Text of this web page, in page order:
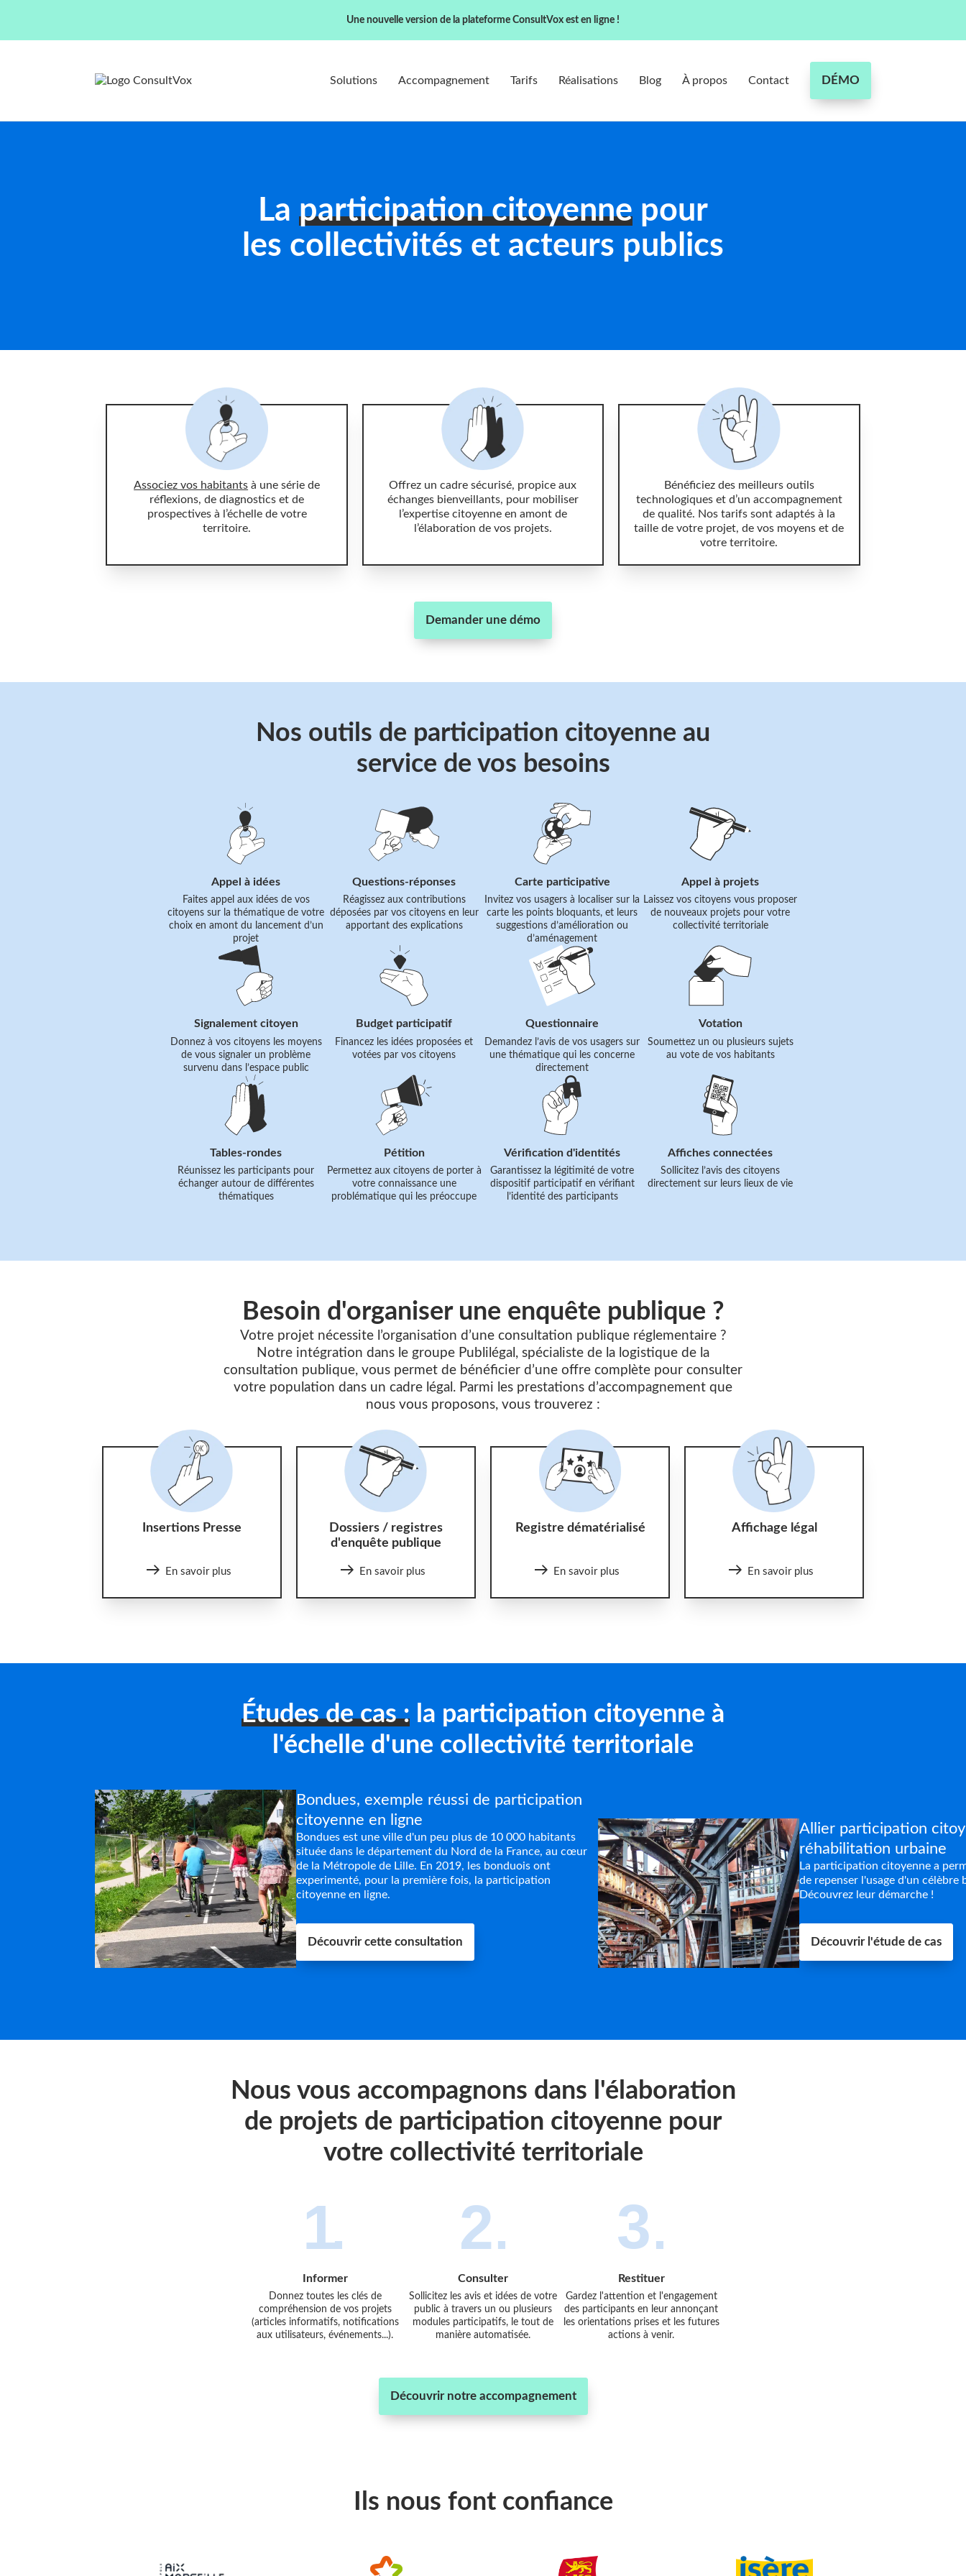
Une nouvelle version de la plateforme ConsultVox est en ligne !
Solutions Accompagnement Tarifs Réalisations Blog À propos Contact DÉMO
La participation citoyenne pour
les collectivités et acteurs publics
Associez vos habitants à une série de
réflexions, de diagnostics et de
prospectives à l’échelle de votre
territoire.
Offrez un cadre sécurisé, propice aux
échanges bienveillants, pour mobiliser
l’expertise citoyenne en amont de
l’élaboration de vos projets.
Bénéficiez des meilleurs outils
technologiques et d’un accompagnement
de qualité. Nos tarifs sont adaptés à la
taille de votre projet, de vos moyens et de
votre territoire.
Demander une démo
Nos outils de participation citoyenne au
service de vos besoins
Suivre
le
lien
Appel à idées
Faites appel aux idées de vos
citoyens sur la thématique de votre
choix en amont du lancement d’un
projet
Suivre
le
lien
Questions-réponses
Réagissez aux contributions
déposées par vos citoyens en leur
apportant des explications
Suivre
le
lien
Carte participative
Invitez vos usagers à localiser sur la
carte les points bloquants, et leurs
suggestions d’amélioration ou
d’aménagement
Suivre
le
lien
Appel à projets
Laissez vos citoyens vous proposer
de nouveaux projets pour votre
collectivité territoriale
Suivre
le
lien
Signalement citoyen
Donnez à vos citoyens les moyens
de vous signaler un problème
survenu dans l’espace public
Suivre
le
lien
Budget participatif
Financez les idées proposées et
votées par vos citoyens
Suivre
le
lien
Questionnaire
Demandez l’avis de vos usagers sur
une thématique qui les concerne
directement
Suivre
le
lien
Votation
Soumettez un ou plusieurs sujets
au vote de vos habitants
Suivre
le
lien
Tables-rondes
Réunissez les participants pour
échanger autour de différentes
thématiques
Suivre
lien
Pétition
Permettez aux citoyens de porter à
votre connaissance une
problématique qui les préoccupe
Suivre
le
lien
Vérification d'identités
Garantissez la légitimité de votre
dispositif participatif en vérifiant
l’identité des participants
Suivre
le
lien
Affiches connectées
Sollicitez l’avis des citoyens
directement sur leurs lieux de vie
Besoin d'organiser une enquête publique ?
Votre projet nécessite l’organisation d’une consultation publique réglementaire ?
Notre intégration dans le groupe Publilégal, spécialiste de la logistique de la
consultation publique, vous permet de bénéficier d’une offre complète pour consulter
votre population dans un cadre légal. Parmi les prestations d’accompagnement que
nous vous proposons, vous trouverez :
Insertions Presse
En savoir plus
Dossiers / registres
d'enquête publique
En savoir plus
Registre dématérialisé
En savoir plus
Affichage légal
En savoir plus
Études de cas : la participation citoyenne à
l'échelle d'une collectivité territoriale
Bondues, exemple réussi de participation
citoyenne en ligne
Bondues est une ville d'un peu plus de 10 000 habitants
située dans le département du Nord de la France, au cœur
de la Métropole de Lille. En 2019, les bonduois ont
experimenté, pour la première fois, la participation
citoyenne en ligne.
Découvrir cette consultation
Allier participation
réhabilitation urbaine
La participation citoyenne a
de repenser l'usage d'un célèbre
Découvrez leur démarche !
Découvrir l'étude de cas
Nous vous accompagnons dans l'élaboration
de projets de participation citoyenne pour
votre collectivité territoriale
Informer
Donnez toutes les clés de
compréhension de vos projets
(articles informatifs, notifications
aux utilisateurs, événements...).
Consulter
Sollicitez les avis et idées de votre
public à travers un ou plusieurs
modules participatifs, le tout de
manière automatisée.
Restituer
Gardez l'attention et l'engagement
des participants en leur annonçant
les orientations prises et les futures
actions à venir.
Découvrir notre accompagnement
Ils nous font confiance